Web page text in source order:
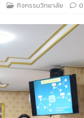
กิจกรรมวิทยาลัย 0